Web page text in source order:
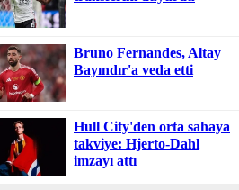
Bruno Fernandes, Altay
Bayındır'a veda etti
Hull City'den orta sahaya
takviye: Hjerto-Dahl
imzayı attı